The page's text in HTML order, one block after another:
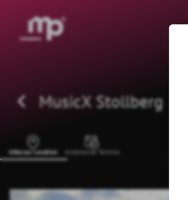
®
MusicX Stollberg
Infos zur Location Anstehende Termine